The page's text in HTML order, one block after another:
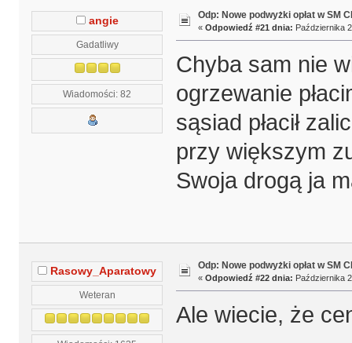
angie
Gadatliwy
Wiadomości: 82
Odp: Nowe podwyżki opłat w SM
« Odpowiedź #21 dnia: Października
Chyba sam nie
ogrzewanie
sąsiad płacił
przy większym
Swoja drogą ja
Rasowy_Aparatowy
Weteran
Odp: Nowe podwyżki opłat w SM
« Odpowiedź #22 dnia: Października
Ale wiecie, że